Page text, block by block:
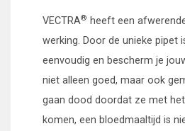
VECTRA® heeft een
werking. Door de unieke pipet
eenvoudig en bescherm je
niet alleen goed, maar ook
gaan dood doordat ze met
komen, een bloedmaaltijd is